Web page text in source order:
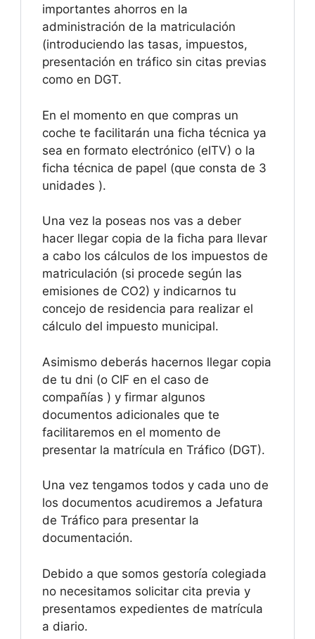
importantes ahorros en la
administración de la matriculación
(introduciendo las tasas, impuestos,
presentación en tráfico sin citas previas
como en DGT.
En el momento en que compras un
coche te facilitarán una ficha técnica ya
sea en formato electrónico (eITV) o la
ficha técnica de papel (que consta de 3
unidades ).
Una vez la poseas nos vas a deber
hacer llegar copia de la ficha para llevar
a cabo los cálculos de los impuestos de
matriculación (si procede según las
emisiones de CO2) y indicarnos tu
concejo de residencia para realizar el
cálculo del impuesto municipal.
Asimismo deberás hacernos llegar copia
de tu dni (o CIF en el caso de
compañías ) y firmar algunos
documentos adicionales que te
facilitaremos en el momento de
presentar la matrícula en Tráfico (DGT).
Una vez tengamos todos y cada uno de
los documentos acudiremos a Jefatura
de Tráfico para presentar la
documentación.
Debido a que somos gestoría colegiada
no necesitamos solicitar cita previa y
presentamos expedientes de matrícula
a diario.